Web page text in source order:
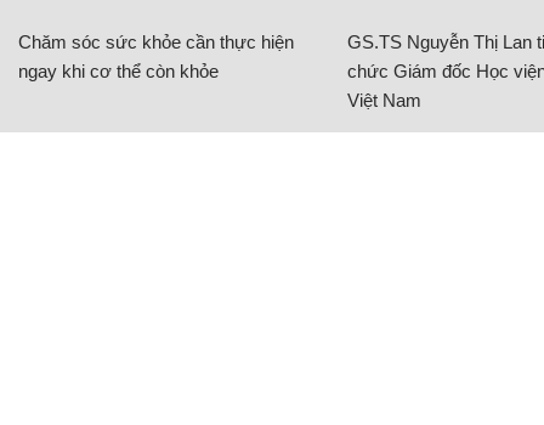
Chăm sóc sức khỏe cần thực hiện
ngay khi cơ thể còn khỏe
GS.TS Nguyễn Thị Lan
chức Giám đốc Học
Việt Nam